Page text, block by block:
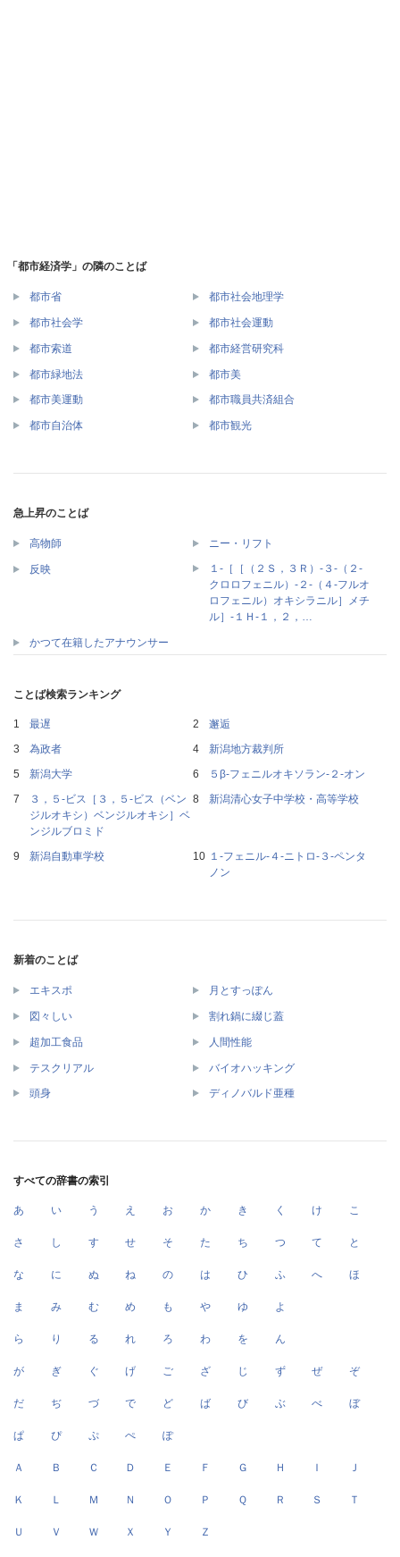
「都市経済学」の隣のことば
都市省 都市社会地理学
都市社会学 都市社会運動
都市索道 都市経営研究科
都市緑地法 都市美
都市美運動 都市職員共済組合
都市自治体 都市観光
急上昇のことば
高物師 ニー・リフト
反映
１‐［［（２Ｓ，３Ｒ）‐３‐（２‐
クロロフェニル）‐２‐（４‐フルオ
ロフェニル）オキシラニル］メチ
ル］‐１Ｈ‐１，２，…
かつて在籍したアナウンサー
ことば検索ランキング
最遅
邂逅
為政者
新潟地方裁判所
新潟大学
５β‐フェニルオキソラン‐２‐オン
３，５‐ビス［３，５‐ビス（ベン
ジルオキシ）ベンジルオキシ］ベ
ンジルブロミド
新潟清心女子中学校・高等学校
新潟自動車学校
１‐フェニル‐４‐ニトロ‐３‐ペンタ
ノン
新着のことば
エキスポ 月とすっぽん
図々しい 割れ鍋に綴じ蓋
超加工食品 人間性能
テスクリアル バイオハッキング
頭身 ディノバルド亜種
すべての辞書の索引
あ い う え お か き く け こ
さ し す せ そ た ち つ て と
な に ぬ ね の は ひ ふ へ ほ
ま み む め も や ゆ よ
ら り る れ ろ わ を ん
が ぎ ぐ げ ご ざ じ ず ぜ ぞ
だ ぢ づ で ど ば び ぶ べ ぼ
ぱ ぴ ぷ ぺ ぽ
Ａ Ｂ Ｃ Ｄ Ｅ Ｆ Ｇ Ｈ Ｉ Ｊ
Ｋ Ｌ Ｍ Ｎ Ｏ Ｐ Ｑ Ｒ Ｓ Ｔ
Ｕ Ｖ Ｗ Ｘ Ｙ Ｚ